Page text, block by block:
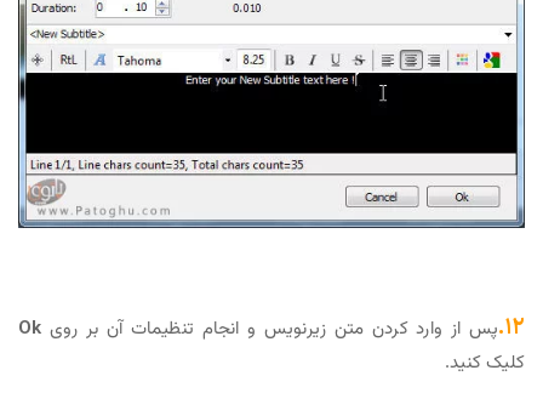
۱۲. پس از وارد کردن متن زیرنویس و انجام تنظیمات آن بر روی Ok
کلیک کنید.